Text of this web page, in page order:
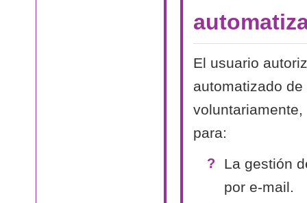
El usuario
automatizado
para:
La gestión
por e-mail.